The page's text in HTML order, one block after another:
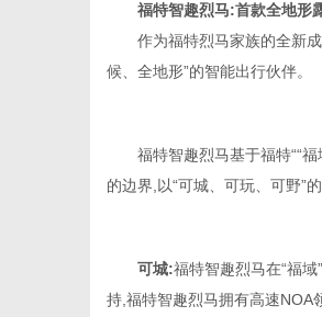
福特智趣烈马:首款全地形
作为福特烈马家族的全新
候、全地形”的智能出行伙伴。
福特智趣烈马基于福特““
的边界,以“可城、可玩、可野”
可城:福特智趣烈马在“福
持,福特智趣烈马拥有高速NOA